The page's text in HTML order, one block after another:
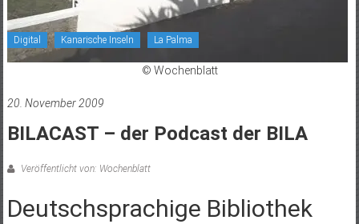
Digital Kanarische Inseln La Palma
© Wochenblatt
20. November 2009
BILACAST – der Podcast der BILA
Veröffentlicht von: Wochenblatt
Deutschsprachige Bibliothek